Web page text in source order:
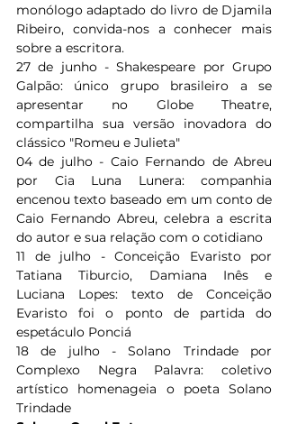
monólogo adaptado do livro de Djamila
Ribeiro, convida-nos a conhecer mais
sobre a escritora.
27 de junho - Shakespeare por Grupo
Galpão: único grupo brasileiro a se
apresentar no Globe Theatre,
compartilha sua versão inovadora do
clássico "Romeu e Julieta"
04 de julho - Caio Fernando de Abreu
por Cia Luna Lunera: companhia
encenou texto baseado em um conto de
Caio Fernando Abreu, celebra a escrita
do autor e sua relação com o cotidiano
11 de julho - Conceição Evaristo por
Tatiana Tiburcio, Damiana Inês e
Luciana Lopes: texto de Conceição
Evaristo foi o ponto de partida do
espetáculo Ponciá
18 de julho - Solano Trindade por
Complexo Negra Palavra: coletivo
artístico homenageia o poeta Solano
Trindade